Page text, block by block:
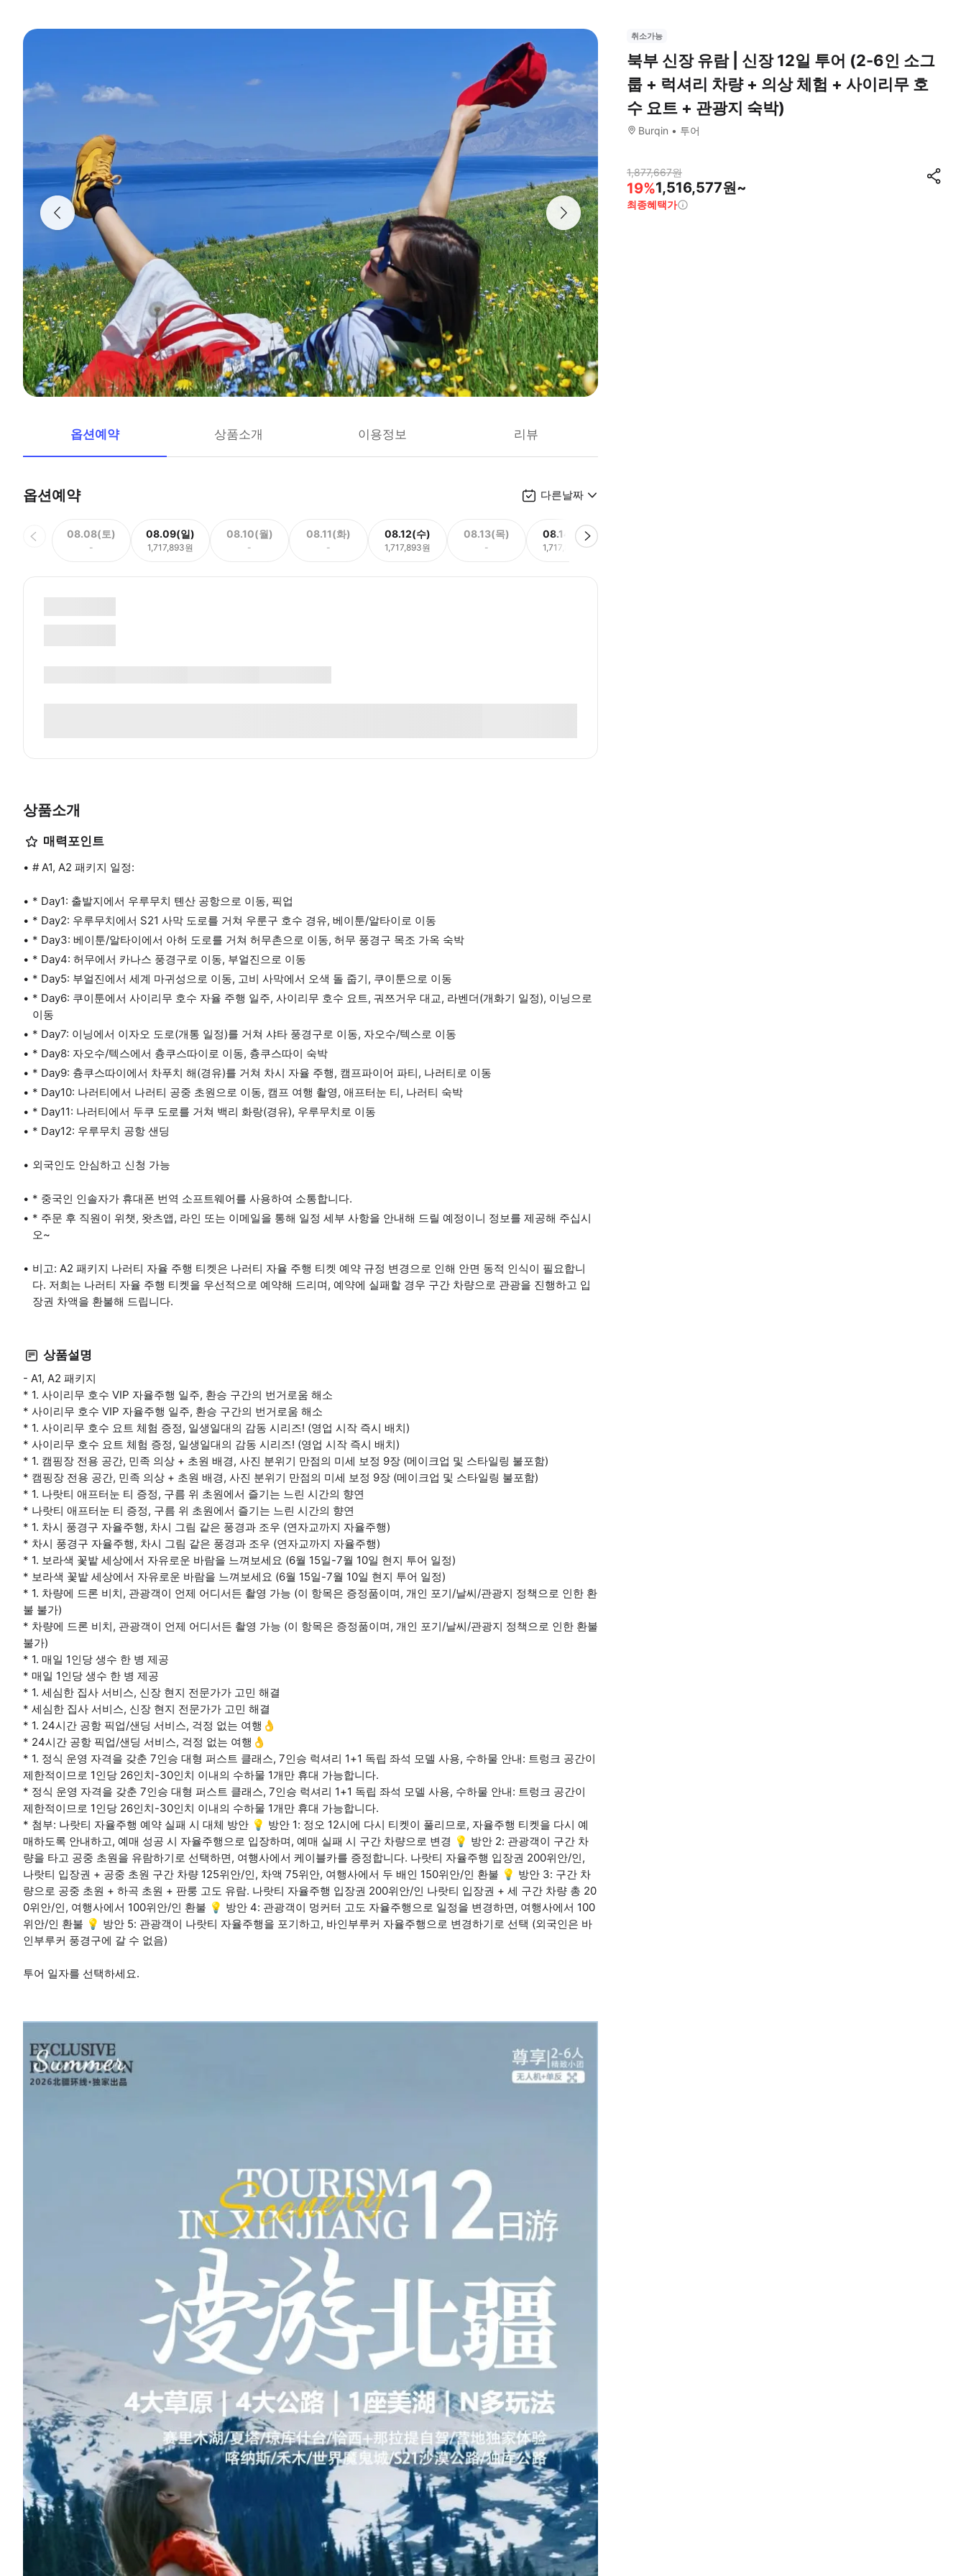
옵션예약 상품소개 이용정보 리뷰
옵션예약 다른날짜
08.08(토)
-
08.09(일)
1,717,893원
08.10(월)
-
08.11(화)
-
08.12(수)
1,717,893원
08.13(목)
-
08.14(금)
1,717,893원
상품소개
매력포인트
# A1, A2 패키지 일정:
* Day1: 출발지에서 우루무치 톈산 공항으로 이동, 픽업
* Day2: 우루무치에서 S21 사막 도로를 거쳐 우룬구 호수 경유, 베이툰/알타이로 이동
* Day3: 베이툰/알타이에서 아허 도로를 거쳐 허무촌으로 이동, 허무 풍경구 목조 가옥 숙박
* Day4: 허무에서 카나스 풍경구로 이동, 부얼진으로 이동
* Day5: 부얼진에서 세계 마귀성으로 이동, 고비 사막에서 오색 돌 줍기, 쿠이툰으로 이동
* Day6: 쿠이툰에서 사이리무 호수 자율 주행 일주, 사이리무 호수 요트, 궈쯔거우 대교, 라벤더(개화기 일정), 이닝으로
이동
* Day7: 이닝에서 이자오 도로(개통 일정)를 거쳐 샤타 풍경구로 이동, 자오수/텍스로 이동
* Day8: 자오수/텍스에서 츙쿠스따이로 이동, 츙쿠스따이 숙박
* Day9: 츙쿠스따이에서 차푸치 해(경유)를 거쳐 차시 자율 주행, 캠프파이어 파티, 나러티로 이동
* Day10: 나러티에서 나러티 공중 초원으로 이동, 캠프 여행 촬영, 애프터눈 티, 나러티 숙박
* Day11: 나러티에서 두쿠 도로를 거쳐 백리 화랑(경유), 우루무치로 이동
* Day12: 우루무치 공항 샌딩
외국인도 안심하고 신청 가능
* 중국인 인솔자가 휴대폰 번역 소프트웨어를 사용하여 소통합니다.
* 주문 후 직원이 위챗, 왓츠앱, 라인 또는 이메일을 통해 일정 세부 사항을 안내해 드릴 예정이니 정보를 제공해 주십시
오~
비고: A2 패키지 나러티 자율 주행 티켓은 나러티 자율 주행 티켓 예약 규정 변경으로 인해 안면 동적 인식이 필요합니
다. 저희는 나러티 자율 주행 티켓을 우선적으로 예약해 드리며, 예약에 실패할 경우 구간 차량으로 관광을 진행하고 입
장권 차액을 환불해 드립니다.
상품설명
- A1, A2 패키지
* 1. 사이리무 호수 VIP 자율주행 일주, 환승 구간의 번거로움 해소
* 사이리무 호수 VIP 자율주행 일주, 환승 구간의 번거로움 해소
* 1. 사이리무 호수 요트 체험 증정, 일생일대의 감동 시리즈! (영업 시작 즉시 배치)
* 사이리무 호수 요트 체험 증정, 일생일대의 감동 시리즈! (영업 시작 즉시 배치)
* 1. 캠핑장 전용 공간, 민족 의상 + 초원 배경, 사진 분위기 만점의 미세 보정 9장 (메이크업 및 스타일링 불포함)
* 캠핑장 전용 공간, 민족 의상 + 초원 배경, 사진 분위기 만점의 미세 보정 9장 (메이크업 및 스타일링 불포함)
* 1. 나랏티 애프터눈 티 증정, 구름 위 초원에서 즐기는 느린 시간의 향연
* 나랏티 애프터눈 티 증정, 구름 위 초원에서 즐기는 느린 시간의 향연
* 1. 차시 풍경구 자율주행, 차시 그림 같은 풍경과 조우 (연자교까지 자율주행)
* 차시 풍경구 자율주행, 차시 그림 같은 풍경과 조우 (연자교까지 자율주행)
* 1. 보라색 꽃밭 세상에서 자유로운 바람을 느껴보세요 (6월 15일-7월 10일 현지 투어 일정)
* 보라색 꽃밭 세상에서 자유로운 바람을 느껴보세요 (6월 15일-7월 10일 현지 투어 일정)
* 1. 차량에 드론 비치, 관광객이 언제 어디서든 촬영 가능 (이 항목은 증정품이며, 개인 포기/날씨/관광지 정책으로 인한 환
불 불가)
* 차량에 드론 비치, 관광객이 언제 어디서든 촬영 가능 (이 항목은 증정품이며, 개인 포기/날씨/관광지 정책으로 인한 환불
불가)
* 1. 매일 1인당 생수 한 병 제공
* 매일 1인당 생수 한 병 제공
* 1. 세심한 집사 서비스, 신장 현지 전문가가 고민 해결
* 세심한 집사 서비스, 신장 현지 전문가가 고민 해결
* 1. 24시간 공항 픽업/샌딩 서비스, 걱정 없는 여행👌
* 24시간 공항 픽업/샌딩 서비스, 걱정 없는 여행👌
* 1. 정식 운영 자격을 갖춘 7인승 대형 퍼스트 클래스, 7인승 럭셔리 1+1 독립 좌석 모델 사용, 수하물 안내: 트렁크 공간이
제한적이므로 1인당 26인치-30인치 이내의 수하물 1개만 휴대 가능합니다.
* 정식 운영 자격을 갖춘 7인승 대형 퍼스트 클래스, 7인승 럭셔리 1+1 독립 좌석 모델 사용, 수하물 안내: 트렁크 공간이
제한적이므로 1인당 26인치-30인치 이내의 수하물 1개만 휴대 가능합니다.
* 첨부: 나랏티 자율주행 예약 실패 시 대체 방안 💡 방안 1: 정오 12시에 다시 티켓이 풀리므로, 자율주행 티켓을 다시 예
매하도록 안내하고, 예매 성공 시 자율주행으로 입장하며, 예매 실패 시 구간 차량으로 변경 💡 방안 2: 관광객이 구간 차
량을 타고 공중 초원을 유람하기로 선택하면, 여행사에서 케이블카를 증정합니다. 나랏티 자율주행 입장권 200위안/인,
나랏티 입장권 + 공중 초원 구간 차량 125위안/인, 차액 75위안, 여행사에서 두 배인 150위안/인 환불 💡 방안 3: 구간 차
량으로 공중 초원 + 하곡 초원 + 판룽 고도 유람. 나랏티 자율주행 입장권 200위안/인 나랏티 입장권 + 세 구간 차량 총 20
0위안/인, 여행사에서 100위안/인 환불 💡 방안 4: 관광객이 멍커터 고도 자율주행으로 일정을 변경하면, 여행사에서 100
위안/인 환불 💡 방안 5: 관광객이 나랏티 자율주행을 포기하고, 바인부루커 자율주행으로 변경하기로 선택 (외국인은 바
인부루커 풍경구에 갈 수 없음)
투어 일자를 선택하세요.
취소가능
북부 신장 유람 | 신장 12일 투어 (2-6인 소그
룹 + 럭셔리 차량 + 의상 체험 + 사이리무 호
수 요트 + 관광지 숙박)
Burqin 투어
1,877,667원
19%1,516,577원~
최종혜택가